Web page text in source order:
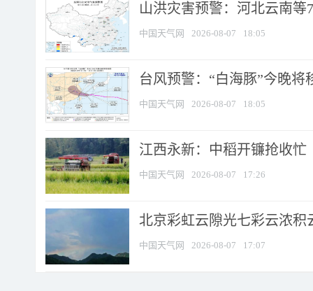
山洪灾害预警：河北云南
中国天气网 2026-08-07 18:05
台风预警：“白海豚”今晚将
中国天气网 2026-08-07 18:05
江西永新：中稻开镰抢收忙
中国天气网 2026-08-07 17:26
北京彩虹云隙光七彩云浓积
中国天气网 2026-08-07 17:07